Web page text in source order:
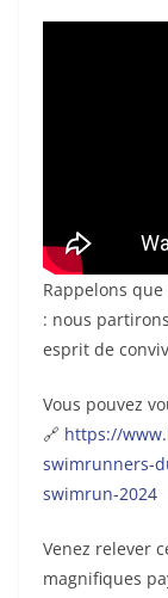
Rappelons
: nous
esprit de
Vous pouvez
🔗 https://
swimrunners-
swimrun-2024
Venez relever
magnifiques